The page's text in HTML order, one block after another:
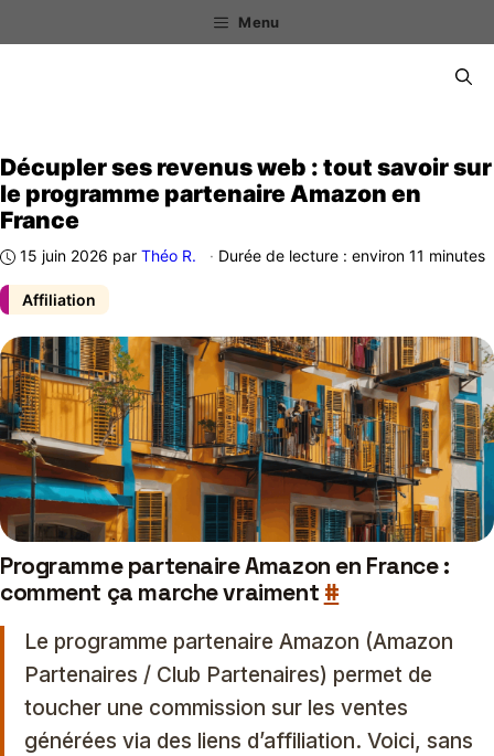
au
Menu
Affiliation
Décupler ses revenus web : tout savoir sur
le programme partenaire Amazon en
France
15 juin 2026 par Théo R. · Durée de lecture : environ 11 minutes
Programme partenaire Amazon en France :
comment ça marche vraiment #
Le programme partenaire Amazon (Amazon
Partenaires / Club Partenaires) permet de
toucher une commission sur les ventes
générées via des liens d’affiliation. Voici, sans